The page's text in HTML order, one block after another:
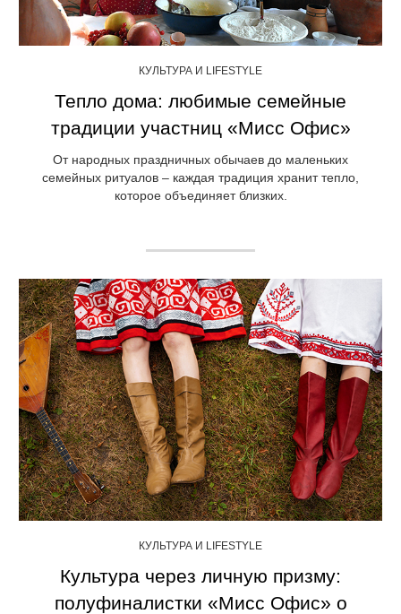
КУЛЬТУРА И LIFESTYLE
Тепло дома: любимые семейные
традиции участниц «Мисс Офис»
От народных праздничных обычаев до маленьких
семейных ритуалов – каждая традиция хранит тепло,
которое объединяет близких.
КУЛЬТУРА И LIFESTYLE
Культура через личную призму:
полуфиналистки «Мисс Офис» о